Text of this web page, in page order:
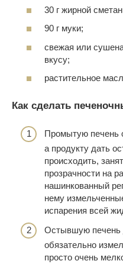
30 г жирной
90 г муки;
свежая или
вкусу;
растительное
Как сделать
Промытую печень
а продукту дать
происходить,
прозрачности на
нашинкованный
нему
испарения всей
Остывшую печень
обязательно
просто очень